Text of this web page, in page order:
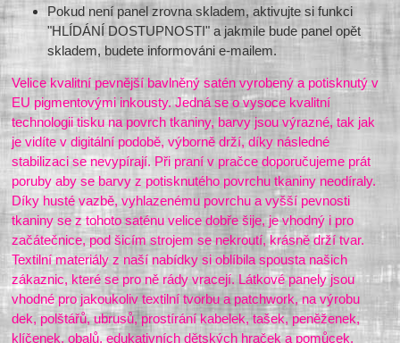
Pokud není panel zrovna skladem, aktivujte si funkci
"HLÍDÁNÍ DOSTUPNOSTI" a jakmile bude panel opět
skladem, budete informováni e-mailem.
Velice kvalitní pevnější bavlněný satén vyrobený a potisknutý v
EU pigmentovými inkousty. Jedná se o vysoce kvalitní
technologii tisku na povrch tkaniny, barvy jsou výrazné, tak jak
je vidíte v digitální podobě, výborně drží, díky následné
stabilizaci se nevypírají. Při praní v pračce doporučujeme prát
poruby aby se barvy z potisknutého povrchu tkaniny neodíraly.
Díky husté vazbě, vyhlazenému povrchu a vyšší pevnosti
tkaniny se z tohoto saténu velice dobře šije, je vhodný i pro
začátečnice, pod šicím strojem se nekroutí, krásně drží tvar.
Textilní materiály z naší nabídky si oblíbila spousta našich
zákaznic, které se pro ně rády vracejí. Látkové panely jsou
vhodné pro jakoukoliv textilní tvorbu a patchwork, na výrobu
dek, polštářů, ubrusů, prostírání kabelek, tašek, peněženek,
klíčenek, obalů, edukativních dětských hraček a pomůcek,